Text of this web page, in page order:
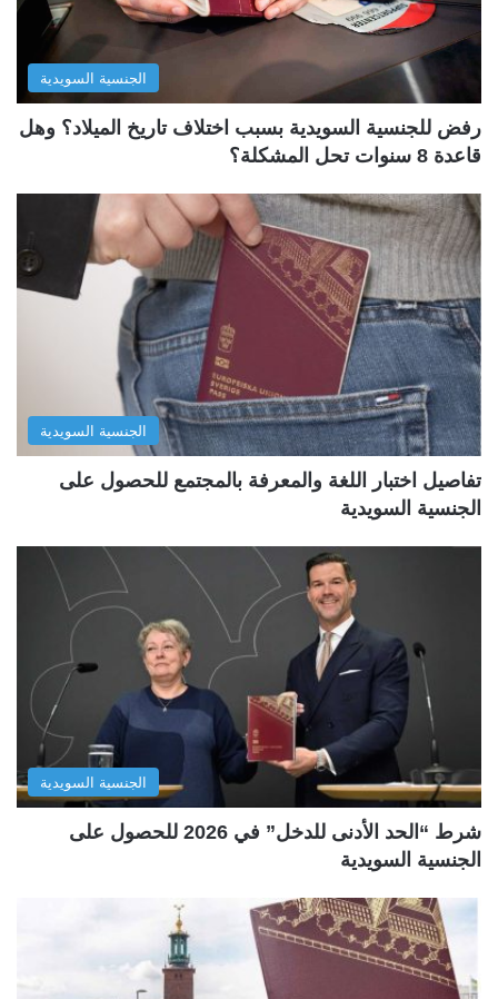
الجنسية السويدية
رفض للجنسية السويدية بسبب اختلاف تاريخ الميلاد؟ وهل
قاعدة 8 سنوات تحل المشكلة؟
الجنسية السويدية
تفاصيل اختبار اللغة والمعرفة بالمجتمع للحصول على
الجنسية السويدية
الجنسية السويدية
شرط “الحد الأدنى للدخل” في 2026 للحصول على
الجنسية السويدية